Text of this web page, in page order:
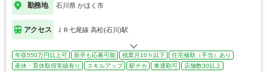
勤務地 石川県 かほく市
アクセス ＪＲ七尾線 高松(石川)駅
年収550万円以上可 新卒も応募可能 残業月10ｈ以下
住宅補助（手当）あり
産休・育休取得実績有り
スキルアップ 駅チカ 車通勤可
店舗数30以上